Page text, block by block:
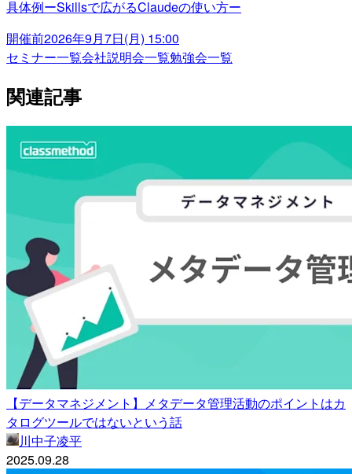
具体例ーSkillsで広がるClaudeの使い方ー
開催前2026年9月7日(月) 15:00
セミナー一覧会社説明会一覧勉強会一覧
関連記事
【データマネジメント】メタデータ管理活動のポイントはカ
タログツールではないという話
川中子凌平
2025.09.28